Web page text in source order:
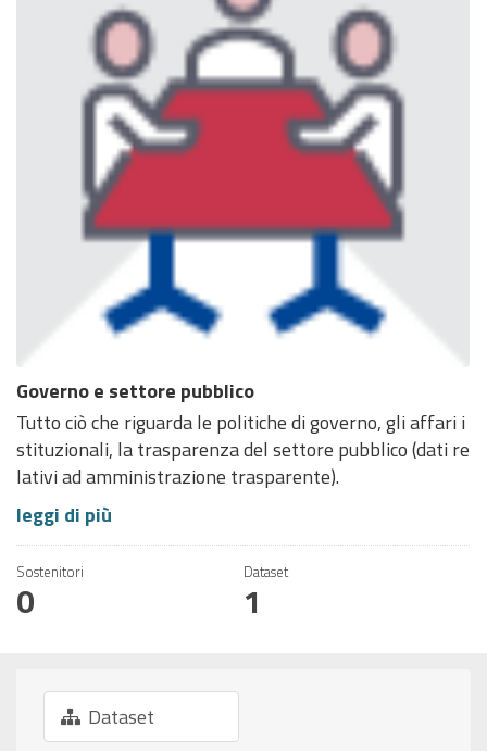
Governo e settore pubblico
Tutto ciò che riguarda le politiche di governo, gli affari i
stituzionali, la trasparenza del settore pubblico (dati re
lativi ad amministrazione trasparente).
leggi di più
Sostenitori
0
Dataset
1
Dataset